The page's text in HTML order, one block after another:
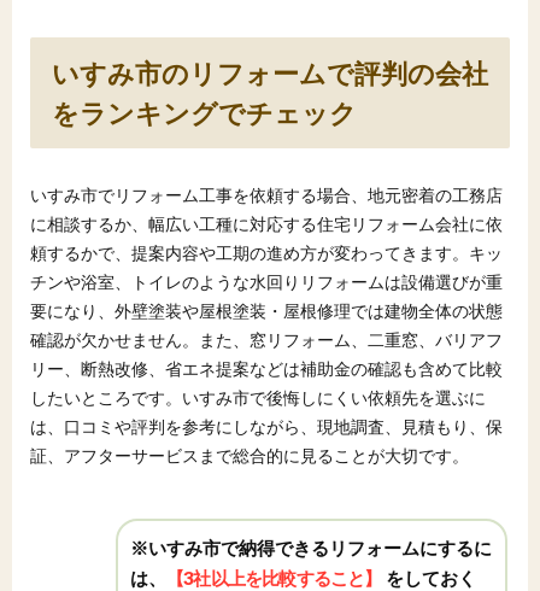
いすみ市のリフォームで評判の会社
をランキングでチェック
いすみ市でリフォーム工事を依頼する場合、地元密着の工務店
に相談するか、幅広い工種に対応する住宅リフォーム会社に依
頼するかで、提案内容や工期の進め方が変わってきます。キッ
チンや浴室、トイレのような水回りリフォームは設備選びが重
要になり、外壁塗装や屋根塗装・屋根修理では建物全体の状態
確認が欠かせません。また、窓リフォーム、二重窓、バリアフ
リー、断熱改修、省エネ提案などは補助金の確認も含めて比較
したいところです。いすみ市で後悔しにくい依頼先を選ぶに
は、口コミや評判を参考にしながら、現地調査、見積もり、保
証、アフターサービスまで総合的に見ることが大切です。
※いすみ市で納得できるリフォームにするに
は、
【3社以上を比較すること】 をしておく